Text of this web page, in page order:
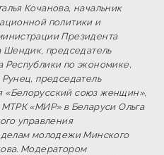
Кочанова, начальник
политики и
Президента
Шендик, председатель
Республики по экономике,
председатель
«Белорусский союз женщин»,
МТРК «МИР» в Беларуси Ольга
управления
молодежи Минского
Модератором